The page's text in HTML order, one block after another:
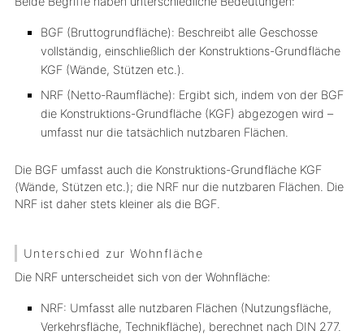
BGF (Bruttogrundfläche): Beschreibt alle Geschosse
vollständig, einschließlich der Konstruktions-Grundfläche
KGF (Wände, Stützen etc.).
NRF (Netto-Raumfläche): Ergibt sich, indem von der BGF
die Konstruktions-Grundfläche (KGF) abgezogen wird –
umfasst nur die tatsächlich nutzbaren Flächen.
Die BGF umfasst auch die Konstruktions-Grundfläche KGF
(Wände, Stützen etc.); die NRF nur die nutzbaren Flächen. Die
NRF ist daher stets kleiner als die BGF.
Unterschied zur Wohnfläche
Die NRF unterscheidet sich von der Wohnfläche:
NRF: Umfasst alle nutzbaren Flächen (Nutzungsfläche,
Verkehrsfläche, Technikfläche), berechnet nach DIN 277.